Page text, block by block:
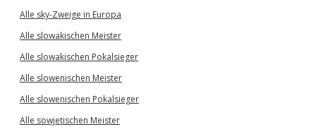
Alle sky-Zweige in Europa
Alle slowakischen Meister
Alle slowakischen Pokalsieger
Alle slowenischen Meister
Alle slowenischen Pokalsieger
Alle sowjetischen Meister